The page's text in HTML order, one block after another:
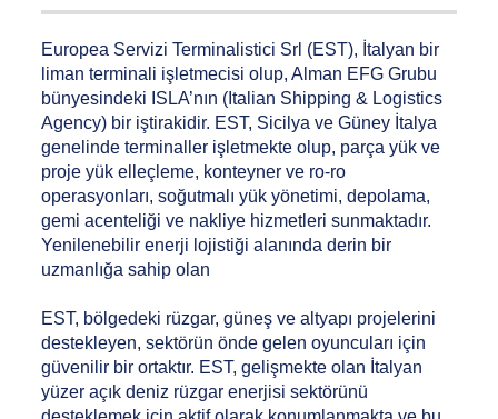
Europea Servizi Terminalistici Srl (EST), İtalyan bir
liman terminali işletmecisi olup, Alman EFG Grubu
bünyesindeki ISLA’nın (Italian Shipping & Logistics
Agency) bir iştirakidir. EST, Sicilya ve Güney İtalya
genelinde terminaller işletmekte olup, parça yük ve
proje yük elleçleme, konteyner ve ro-ro
operasyonları, soğutmalı yük yönetimi, depolama,
gemi acenteliği ve nakliye hizmetleri sunmaktadır.
Yenilenebilir enerji lojistiği alanında derin bir
uzmanlığa sahip olan
EST, bölgedeki rüzgar, güneş ve altyapı projelerini
destekleyen, sektörün önde gelen oyuncuları için
güvenilir bir ortaktır. EST, gelişmekte olan İtalyan
yüzer açık deniz rüzgar enerjisi sektörünü